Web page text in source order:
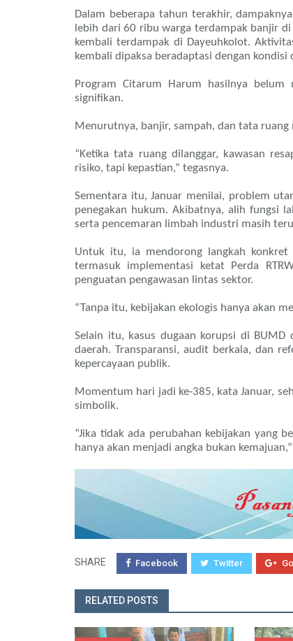
Dalam beberapa tahun terakhir,
lebih dari 60 ribu warga terdampak banjir
kembali terdampak di Dayeuhkolot.
kembali dipaksa beradaptasi dengan kondisi
Program Citarum Harum hasilnya belum
signifikan.
Menurutnya, banjir, sampah, dan tata
“Ketika tata ruang dilanggar, kawasan
risiko, tapi kepastian,” tegasnya.
Sementara itu, Januar menilai, problem
penegakan hukum. Akibatnya, alih fungsi
serta pencemaran limbah industri masih
Untuk itu, ia mendorong langkah konkret
termasuk implementasi ketat Perda
penguatan pengawasan lintas sektor.
“Tanpa itu, kebijakan ekologis hanya akan
Selain itu, kasus dugaan korupsi di
daerah. Transparansi, audit berkala, dan
kepercayaan publik.
Momentum hari jadi ke-385, kata Januar,
simbolik.
“Jika tidak ada perubahan kebijakan yang
hanya akan menjadi angka bukan
SHARE Facebook Twitter
RELATED POSTS